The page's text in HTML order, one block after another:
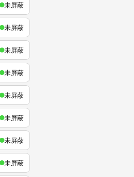
未屏蔽
未屏蔽
未屏蔽
未屏蔽
未屏蔽
未屏蔽
未屏蔽
未屏蔽